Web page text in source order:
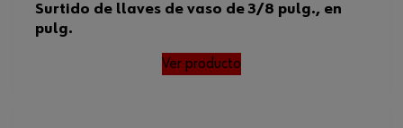
Surtido de llaves de vaso de 3/8 pulg., en
pulg.
Ver producto